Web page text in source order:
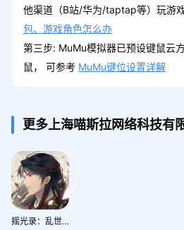
他渠道（B站/华为/taptap等）玩游
包、游戏角色怎么办
第三步: MuMu模拟器已预设键鼠云
鼠， 可参考 MuMu键位设置详解
更多上海喵斯拉网络科技有
摇光录：乱世公主